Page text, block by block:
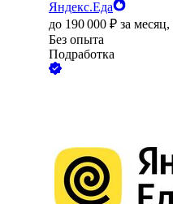
Яндекс.Еда
до 190 000 ₽ за месяц,
Без опыта
Подработка